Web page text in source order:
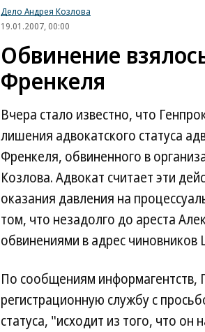
Дело Андрея Козлова
19.01.2007, 00:00
Обвинение
Френкеля
Вчера стало известно, что
лишения адвокатского статуса
Френкеля, обвиненного в
Козлова. Адвокат считает эти
оказания давления на
том, что незадолго до ареста
обвинениями в адрес чиновников
По сообщениям информагентств,
регистрационную службу с
статуса, "исходит из того, что